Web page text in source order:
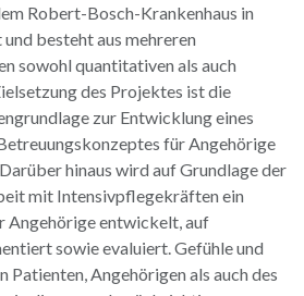
Robert-Bosch-Krankenhaus in
besteht aus mehreren
sowohl quantitativen als auch
des Projektes ist die
zur Entwicklung eines
für Angehörige
hinaus wird auf Grundlage der
mit Intensivpflegekräften ein
Angehörige entwickelt, auf
sowie evaluiert. Gefühle und
Patienten, Angehörigen als auch des